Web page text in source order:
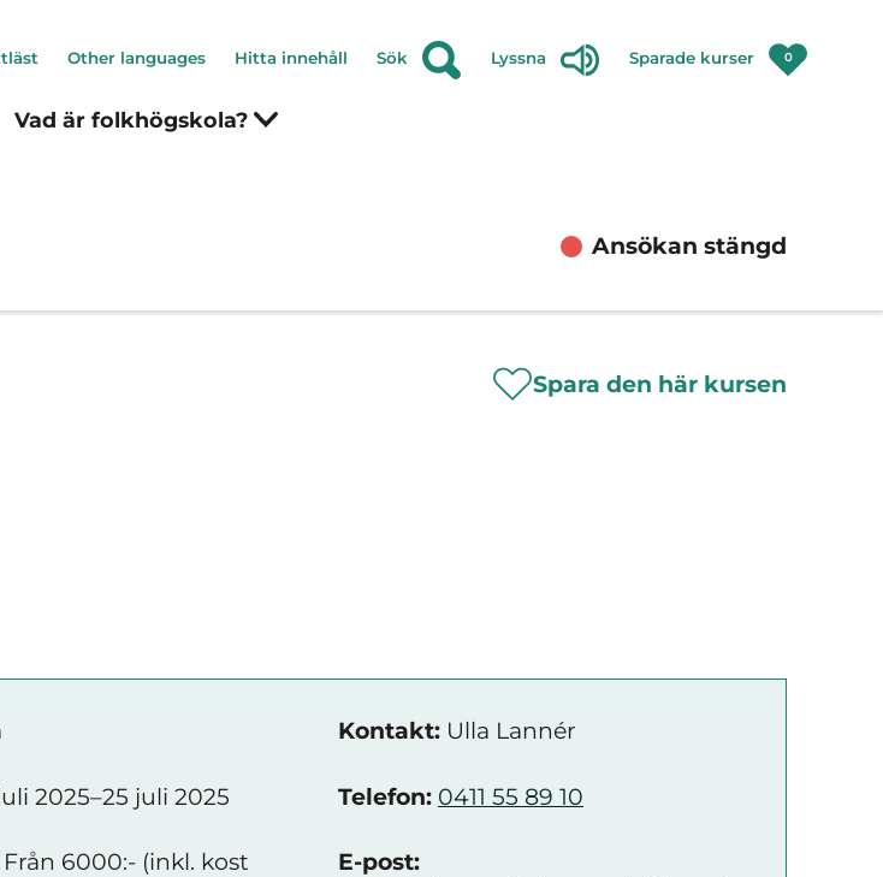
Vad är folkhögskola?
Other languages Hitta innehåll Sök Lyssna Sparade kurser 0
Ansökan stängd
Spara den här kursen
2025–25 juli 2025
Från 6000:- (inkl. kost
Kontakt: Ulla Lannér
Telefon: 0411 55 89 10
E-post: